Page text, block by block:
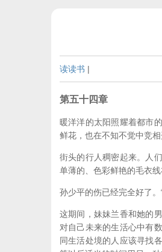
读读书 |
第五十四章
暖洋洋的太阳照耀着都市
鲜花，也在不知不觉中竞
街头的行人稠密起来。人
单薄的、色彩鲜艳的毛衣
孙少平的伤已经完全好了
这期间，妹妹兰香和她的
对自己未来的生活心中有
同生活处境的人应该寻找